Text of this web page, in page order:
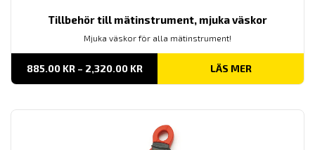
Tillbehör till mätinstrument, mjuka väskor
Mjuka väskor för alla mätinstrument!
885.00 KR – 2,320.00 KRPRISINTERVALL:
TILL
LÄS MER